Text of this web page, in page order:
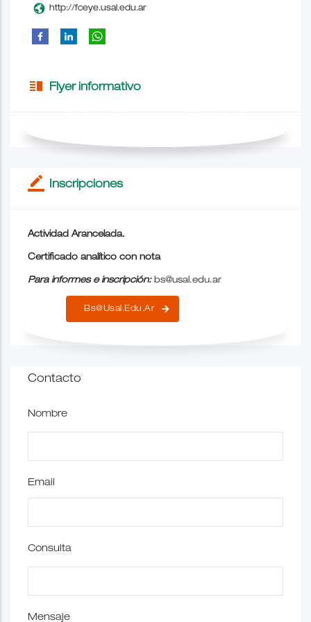
http://fceye.usal.edu.ar
vertical_split Flyer informativo
border_color Inscripciones
Actividad Arancelada.
Certificado analítico con nota
Para informes e inscripción:bs@usal.edu.ar
Bs@usal.edu.ar
Contacto
Nombre
Email
Consulta
Mensaje